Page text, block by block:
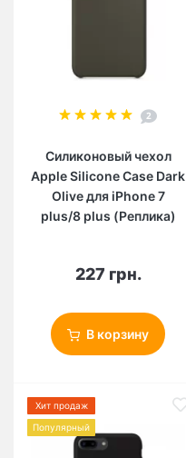
2
Силиконовый чехол
Apple Silicone Case Dark
Olive для iPhone 7
plus/8 plus (Реплика)
227 грн.
В корзину
Хит продаж
Популярный